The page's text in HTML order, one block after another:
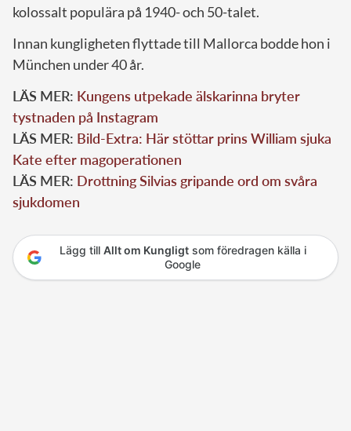
kolossalt populära på 1940- och 50-talet.
Innan kungligheten flyttade till Mallorca bodde hon i
München under 40 år.
LÄS MER: Kungens utpekade älskarinna bryter
tystnaden på Instagram
LÄS MER: Bild-Extra: Här stöttar prins William sjuka
Kate efter magoperationen
LÄS MER: Drottning Silvias gripande ord om svåra
sjukdomen
Lägg till Allt om Kungligtsom föredragen källa i
Google